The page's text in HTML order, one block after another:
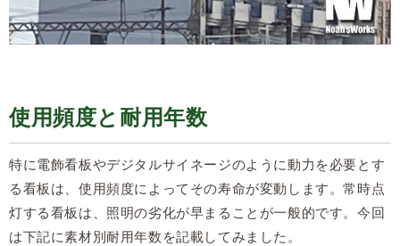
使用頻度と耐用年数
特に電飾看板やデジタルサイネージのように動力を必要とす
る看板は、使用頻度によってその寿命が変動します。常時点
灯する看板は、照明の劣化が早まることが一般的です。今回
は下記に素材別耐用年数を記載してみました。